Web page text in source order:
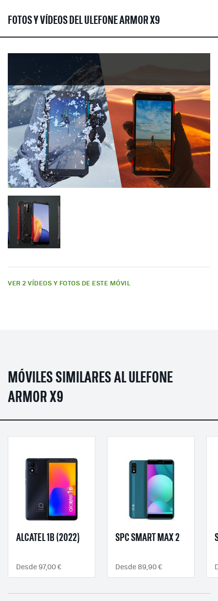
FOTOS Y VÍDEOS DEL ULEFONE ARMOR X9
VER 2 VÍDEOS Y FOTOS DE ESTE MÓVIL
MÓVILES SIMILARES AL ULEFONE
ARMOR X9
ALCATEL 1B (2022)
Desde 97,00 €
SPC SMART MAX 2
Desde 89,90 €